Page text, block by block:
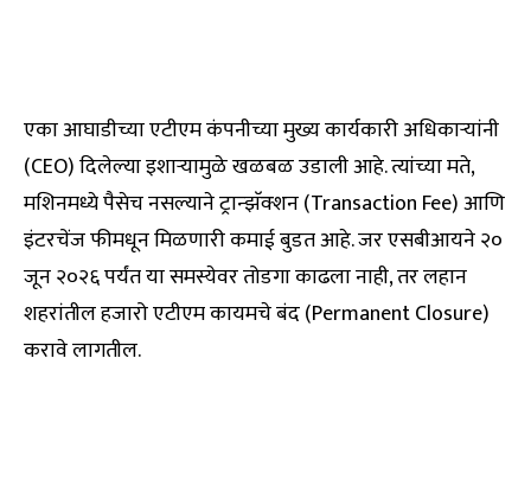
एका आघाडीच्या एटीएम कंपनीच्या मुख्य कार्यकारी अधिकाऱ्यांनी
(CEO) दिलेल्या इशाऱ्यामुळे खळबळ उडाली आहे. त्यांच्या मते,
मशिनमध्ये पैसेच नसल्याने ट्रान्झॅक्शन (Transaction Fee) आणि
इंटरचेंज फीमधून मिळणारी कमाई बुडत आहे. जर एसबीआयने २०
जून २०२६ पर्यंत या समस्येवर तोडगा काढला नाही, तर लहान
शहरांतील हजारो एटीएम कायमचे बंद (Permanent Closure)
करावे लागतील.